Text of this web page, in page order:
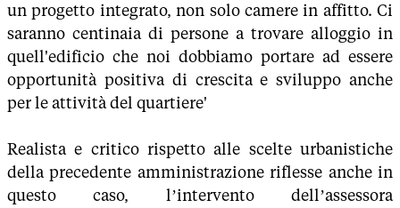
un progetto integrato, non solo camere in affitto. Ci
saranno centinaia di persone a trovare alloggio in
quell'edificio che noi dobbiamo portare ad essere
opportunità positiva di crescita e sviluppo anche
per le attività del quartiere'
Realista e critico rispetto alle scelte urbanistiche
della precedente amministrazione riflesse anche in
questo caso, l’intervento dell’assessora